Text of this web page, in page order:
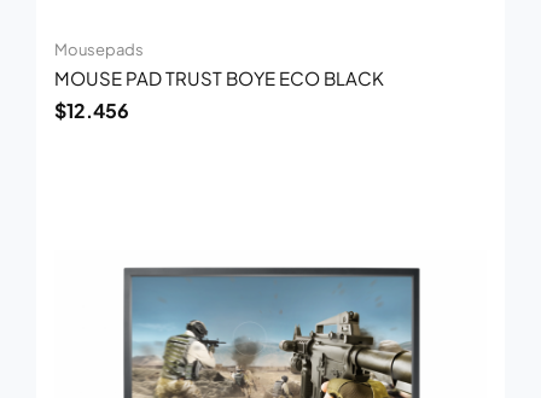
Mousepads
MOUSE PAD TRUST BOYE ECO BLACK
$12.456